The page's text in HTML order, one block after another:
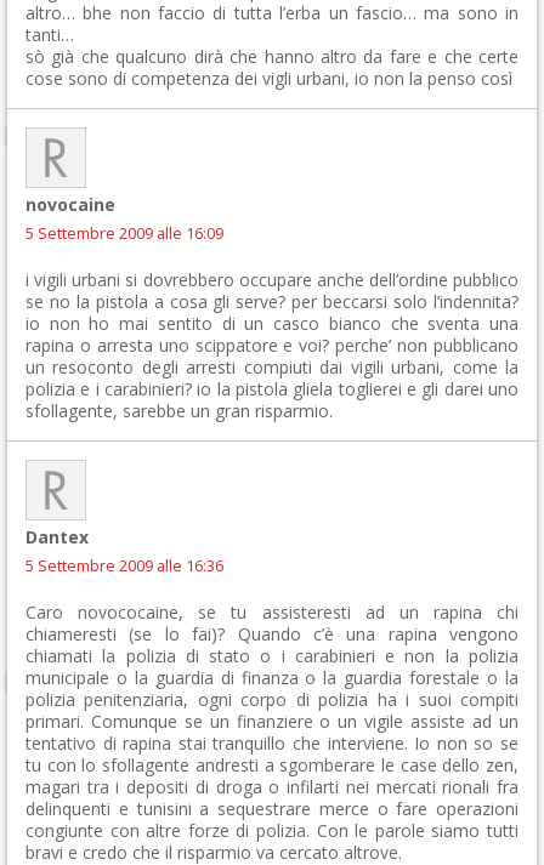
altro… bhe non faccio di tutta l’erba un fascio… ma sono in
tanti…
sò già che qualcuno dirà che hanno altro da fare e che certe
cose sono di competenza dei vigli urbani, io non la penso così
novocaine
5 Settembre 2009 alle 16:09
i vigili urbani si dovrebbero occupare anche dell’ordine pubblico
se no la pistola a cosa gli serve? per beccarsi solo l’indennita?
io non ho mai sentito di un casco bianco che sventa una
rapina o arresta uno scippatore e voi? perche’ non pubblicano
un resoconto degli arresti compiuti dai vigili urbani, come la
polizia e i carabinieri? io la pistola gliela toglierei e gli darei uno
sfollagente, sarebbe un gran risparmio.
Dantex
5 Settembre 2009 alle 16:36
Caro novococaine, se tu assisteresti ad un rapina chi
chiameresti (se lo fai)? Quando c’è una rapina vengono
chiamati la polizia di stato o i carabinieri e non la polizia
municipale o la guardia di finanza o la guardia forestale o la
polizia penitenziaria, ogni corpo di polizia ha i suoi compiti
primari. Comunque se un finanziere o un vigile assiste ad un
tentativo di rapina stai tranquillo che interviene. Io non so se
tu con lo sfollagente andresti a sgomberare le case dello zen,
magari tra i depositi di droga o infilarti nei mercati rionali fra
delinquenti e tunisini a sequestrare merce o fare operazioni
congiunte con altre forze di polizia. Con le parole siamo tutti
bravi e credo che il risparmio va cercato altrove.